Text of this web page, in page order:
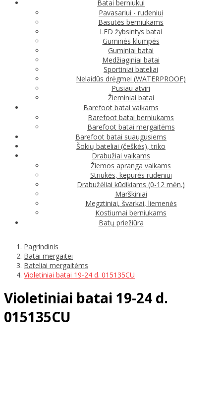
Batai berniukui
Pavasariui - rudeniui
Basutės berniukams
LED žybsintys batai
Guminės klumpės
Guminiai batai
Medžiaginiai batai
Sportiniai bateliai
Nelaidūs drėgmei (WATERPROOF)
Pusiau atviri
Žieminiai batai
Barefoot batai vaikams
Barefoot batai berniukams
Barefoot batai mergaitėms
Barefoot batai suaugusiems
Šokių bateliai (češkės), triko
Drabužiai vaikams
Žiemos apranga vaikams
Striukės, kepurės rudeniui
Drabužėliai kūdikiams (0-12 mėn.)
Marškiniai
Megztiniai, švarkai, liemenės
Kostiumai berniukams
Batų priežiūra
Pagrindinis
Batai mergaitei
Bateliai mergaitėms
Violetiniai batai 19-24 d. 015135CU
Violetiniai batai 19-24 d.
015135CU